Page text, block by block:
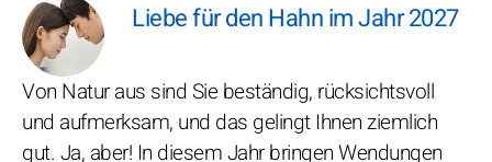
Liebe für den Hahn im Jahr 2027
Von Natur aus sind Sie beständig, rücksichtsvoll
und aufmerksam, und das gelingt Ihnen ziemlich
gut. Ja, aber! In diesem Jahr bringen Wendungen